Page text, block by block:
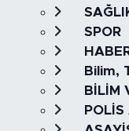
SPOR
Bilim,
BİLİM